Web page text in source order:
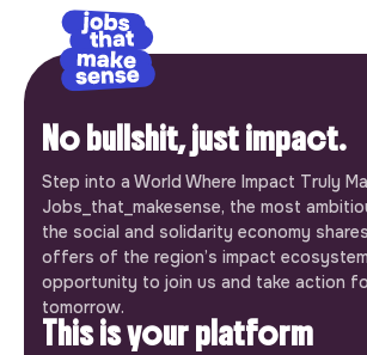
No bullshit, just impact.
Step into a World Where Impact Truly
Jobs_that_makesense, the most
the social and solidarity economy
offers of the region’s impact
opportunity to join us and take action
tomorrow.
This is your platform